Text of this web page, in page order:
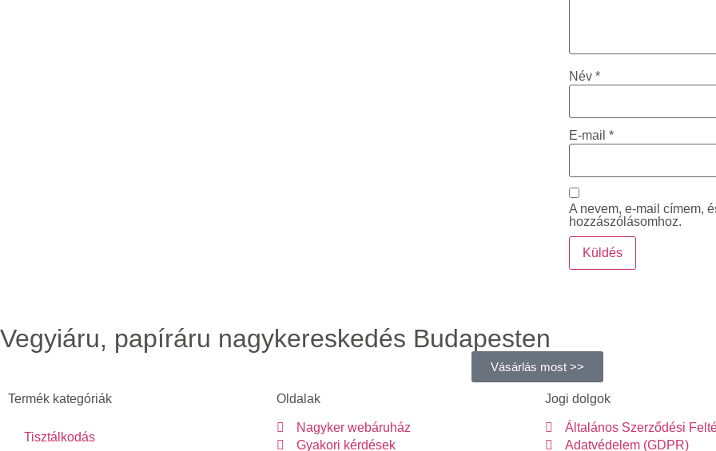
Név *
E-mail *
A nevem, e-mail címem,
hozzászólásomhoz.
Vegyiáru, papíráru nagykereskedés Budapesten
Vásárlás most >>
Termék kategóriák
Tisztálkodás
Oldalak
Nagyker webáruház
Gyakori kérdések
Jogi dolgok
Általános Szerződési
Adatvédelem (GDPR)